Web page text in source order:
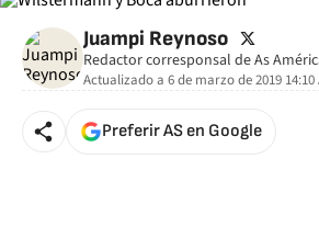
Juampi Reynoso twitter
Redactor corresponsal de As
Actualizado a 6 de marzo de 2019 14:10
Preferir AS en Google